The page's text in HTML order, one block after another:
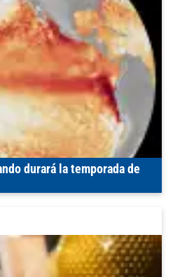
durará la temporada de